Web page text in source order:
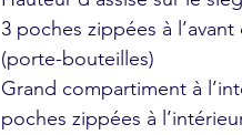
3 poches zippées à
(porte-bouteilles)
Grand compartiment à
poches zippées à